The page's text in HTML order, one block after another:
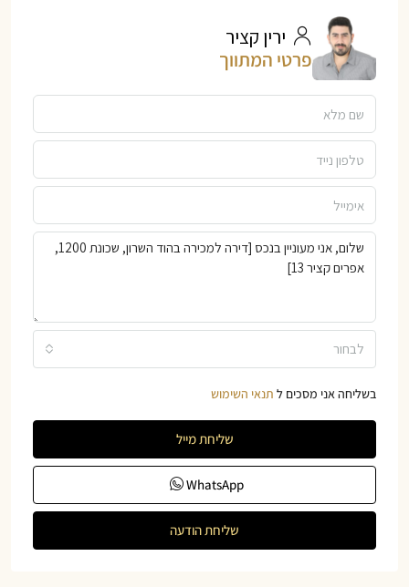
ירין קציר
פרטי המתווך
לבחור
בשליחה אני מסכים ל תנאי השימוש
שליחת מייל
WhatsApp
שליחת הודעה